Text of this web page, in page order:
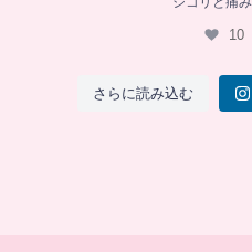
10
さらに読み込む